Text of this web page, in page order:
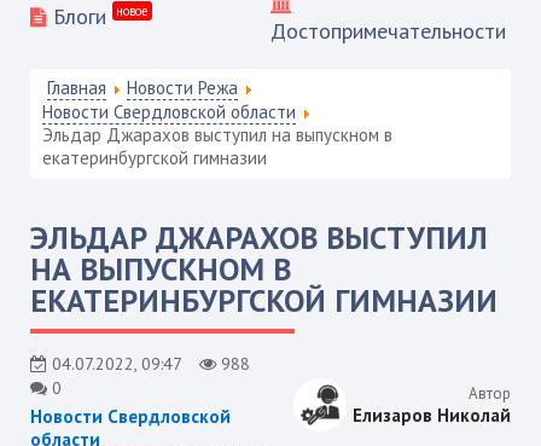
Блоги
новое
Достопримечательности
Главная
Новости Режа
Новости Свердловской области
Эльдар Джарахов выступил на выпускном в
екатеринбургской гимназии
ЭЛЬДАР ДЖАРАХОВ ВЫСТУПИЛ
НА ВЫПУСКНОМ В
ЕКАТЕРИНБУРГСКОЙ ГИМНАЗИИ
04.07.2022, 09:47
988
0
Новости Свердловской
области
Автор
Елизаров Николай